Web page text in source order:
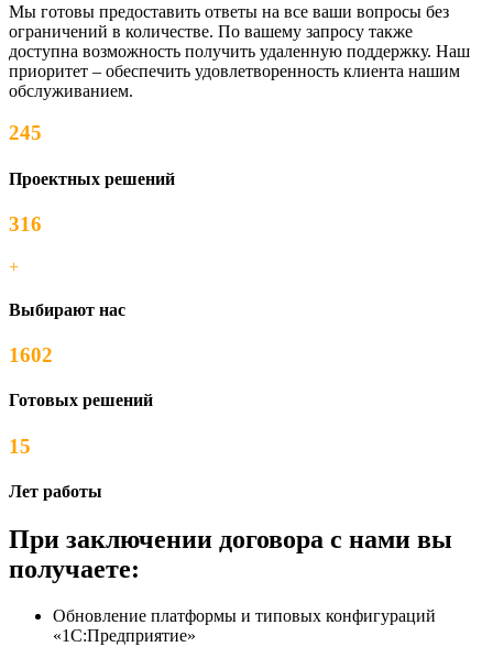
Мы готовы предоставить ответы на все ваши вопросы без
ограничений в количестве. По вашему запросу также
доступна возможность получить удаленную поддержку. Наш
приоритет – обеспечить удовлетворенность клиента нашим
обслуживанием.
245
Проектных решений
316
+
Выбирают нас
1602
Готовых решений
15
Лет работы
При заключении договора с нами вы
получаете:
Обновление платформы и типовых конфигураций
«1С:Предприятие»